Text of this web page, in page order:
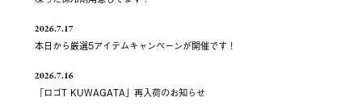
2026.7.17
本日から厳選5アイテムキャンペーンが開催です！
2026.7.16
「ロゴT KUWAGATA」再入荷のお知らせ